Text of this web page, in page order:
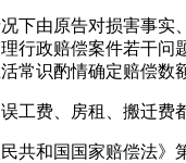
下由原告对损害事
行政赔偿案件若干
常识酌情确定赔偿数
工费、房租、搬迁费
共和国国家赔偿法